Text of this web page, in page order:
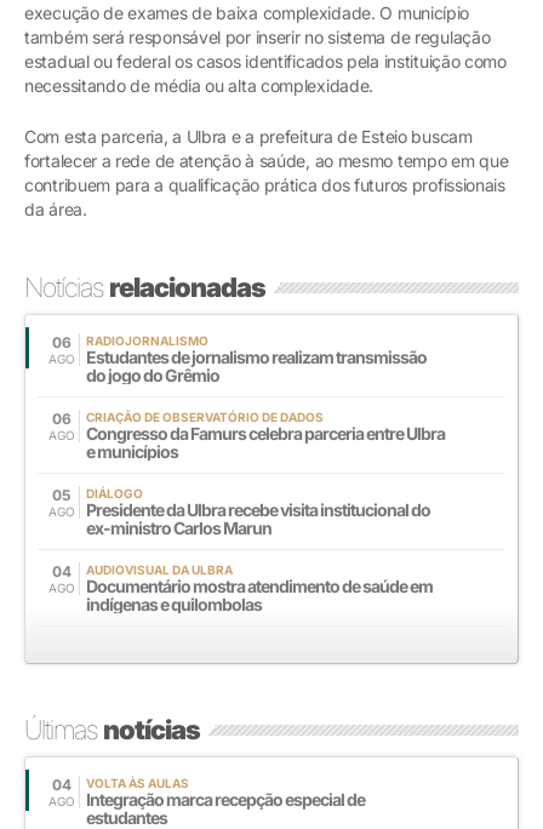
execução de exames de baixa complexidade. O município
também será responsável por inserir no sistema de regulação
estadual ou federal os casos identificados pela instituição como
necessitando de média ou alta complexidade.
Com esta parceria, a Ulbra e a prefeitura de Esteio buscam
fortalecer a rede de atenção à saúde, ao mesmo tempo em que
contribuem para a qualificação prática dos futuros profissionais
da área.
Notíciasrelacionadas
06
AGO
RADIOJORNALISMO
Estudantes de jornalismo realizam transmissão
do jogo do Grêmio
06
AGO
CRIAÇÃO DE OBSERVATÓRIO DE DADOS
Congresso da Famurs celebra parceria entre Ulbra
e municípios
05
AGO
DIÁLOGO
Presidente da Ulbra recebe visita institucional do
ex-ministro Carlos Marun
04
AGO
AUDIOVISUAL DA ULBRA
Documentário mostra atendimento de saúde em
indígenas e quilombolas
Últimasnotícias
04
AGO
VOLTA ÀS AULAS
Integração marca recepção especial de
estudantes